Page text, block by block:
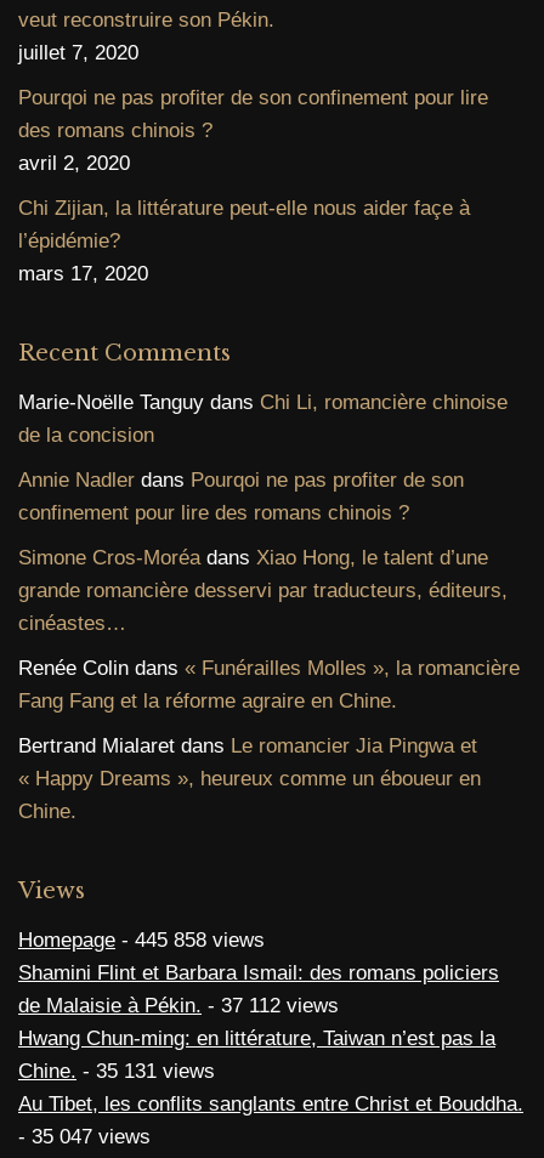
veut reconstruire son Pékin.
juillet 7, 2020
Pourqoi ne pas profiter de son confinement pour lire
des romans chinois ?
avril 2, 2020
Chi Zijian, la littérature peut-elle nous aider façe à
l’épidémie?
mars 17, 2020
Recent Comments
Marie-Noëlle Tanguy dans Chi Li, romancière chinoise
de la concision
Annie Nadler dans Pourqoi ne pas profiter de son
confinement pour lire des romans chinois ?
Simone Cros-Moréadans Xiao Hong, le talent d’une
grande romancière desservi par traducteurs, éditeurs,
cinéastes…
Renée Colin dans « Funérailles Molles », la romancière
Fang Fang et la réforme agraire en Chine.
Bertrand Mialaret dans Le romancier Jia Pingwa et
« Happy Dreams », heureux comme un éboueur en
Chine.
Views
Homepage - 445 858 views
Shamini Flint et Barbara Ismail: des romans policiers
de Malaisie à Pékin. - 37 112 views
Hwang Chun-ming: en littérature, Taiwan n’est pas la
Chine. - 35 131 views
Au Tibet, les conflits sanglants entre Christ et Bouddha.
- 35 047 views